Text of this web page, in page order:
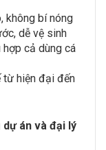
không bí nóng
dễ vệ sinh
cả dùng cá
từ hiện đại đến
án và đại lý